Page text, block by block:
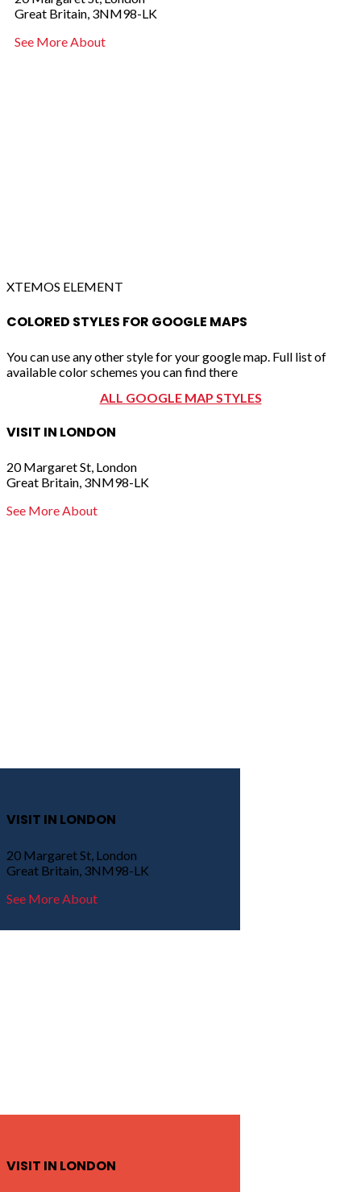
Great Britain, 3NM98-LK
See More About
XTEMOS ELEMENT
COLORED STYLES FOR GOOGLE MAPS
You can use any other style for your google map. Full list of
available color schemes you can find there
ALL GOOGLE MAP STYLES
VISIT IN LONDON
20 Margaret St, London
Great Britain, 3NM98-LK
See More About
VISIT IN LONDON
20 Margaret St, London
Great Britain, 3NM98-LK
See More About
VISIT IN LONDON